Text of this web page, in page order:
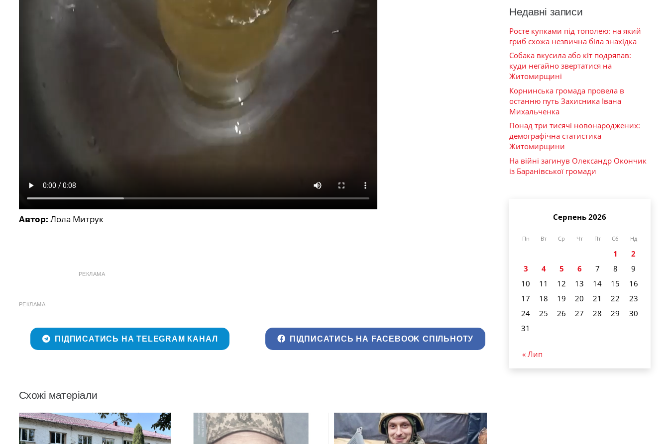
Автор: Лола Митрук
РЕКЛАМА
РЕКЛАМА
ПІДПИСАТИСЬ НА TELEGRAM КАНАЛ ПІДПИСАТИСЬ НА FACEBOOK СПІЛЬНОТУ
Схожі матеріали
Недавні записи
Росте купками під тополею: на який
гриб схожа незвична біла знахідка
Собака вкусила або кіт подряпав:
куди негайно звертатися на
Житомирщині
Корнинська громада провела в
останню путь Захисника Івана
Михальченка
Понад три тисячі новонароджених:
демографічна статистика
Житомирщини
На війні загинув Олександр Окончик
із Баранівської громади
Серпень 2026
Пн Вт Ср Чт Пт Сб Нд
1
2
3
4 5 6 7 8
9
10
11 12 13 14 15
16
17
18 19 20 21 22
23
24
25 26 27 28 29
30
31
« Лип